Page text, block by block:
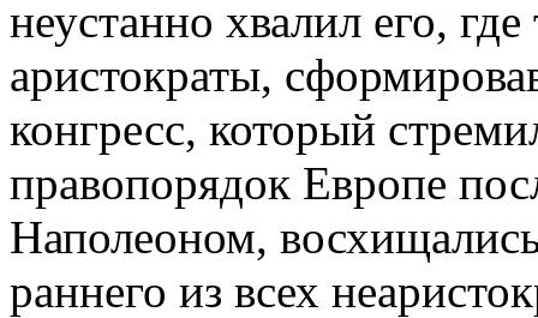
неустанно хвалил его,
аристократы,
конгресс, который
правопорядок Европе
Наполеоном,
раннего из всех